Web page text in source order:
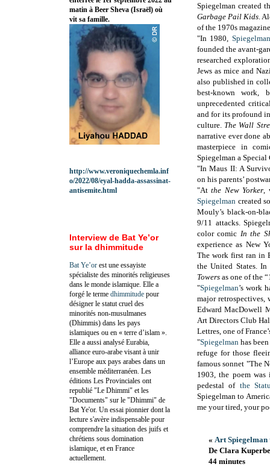
Spiegelman created
Garbage Pail Kids.
of the 1970s
"In 1980, Spiegelman
founded the avant-
researched
Jews as mice and
also published in
best-known work,
unprecedented
and for its profound
culture. The Wall
narrative ever done
masterpiece in
Spiegelman a
"In Maus II: A
on his parents’
"Atthe New Yorker,
Spiegelman created
Mouly’s black-on-
9/11 attacks.
color comic In the
experience as New
The work first ran in
the United States.
Towers as one of the
"Spiegelman’s work
major retrospectives,
Edward MacDowell
Art Directors Club
Lettres, one of
"Spiegelman has
refuge for those
famous sonnet "The
1903, the poem
pedestal of the
Spiegelman to
me your tired, your
« Art
De Clara
44 minutes
matin à Beer Sheva (Israël) où
vit sa famille.
http://www.veroniquechemla.inf
o/2022/08/eyal-hadda-assassinat-
antisemite.html
Interview de Bat Ye’or
sur la dhimmitude
Bat Ye’or est une essayiste
spécialiste des minorités religieuses
dans le monde islamique. Elle a
forgé le terme dhimmitude pour
désigner le statut cruel des
minorités non-musulmanes
(Dhimmis) dans les pays
islamiques ou en « terre d’islam ».
Elle a aussi analysé Eurabia,
alliance euro-arabe visant à unir
l’Europe aux pays arabes dans un
ensemble méditerranéen. Les
éditions Les Provinciales ont
republié "Le Dhimmi" et les
"Documents" sur le "Dhimmi" de
Bat Ye'or. Un essai pionnier dont la
lecture s'avère indispensable pour
comprendre la situation des juifs et
chrétiens sous domination
islamique, et en France
actuellement.